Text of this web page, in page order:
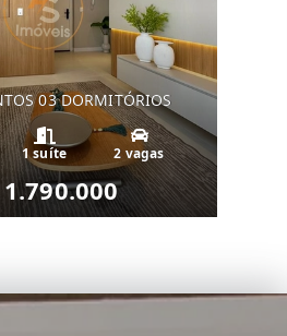
03 DORMITÓRIOS
1 suíte 2 vagas